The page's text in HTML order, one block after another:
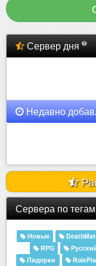
Сервер дня
Недавно
Сервера по тегам
Новые
RPG
Лидерки